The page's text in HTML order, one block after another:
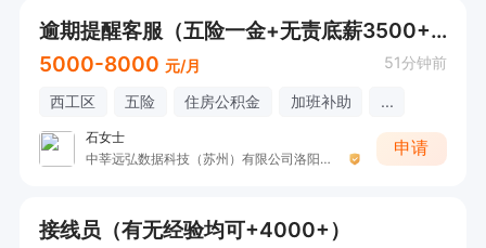
逾期提醒客服（五险一金+无责底薪3500+提成）有经验
5000-8000 元/月 51分钟前
西工区 五险 住房公积金 加班补助 ...
石女士
中莘远弘数据科技（苏州）有限公司洛阳分公司
申请
接线员（有无经验均可+4000+）